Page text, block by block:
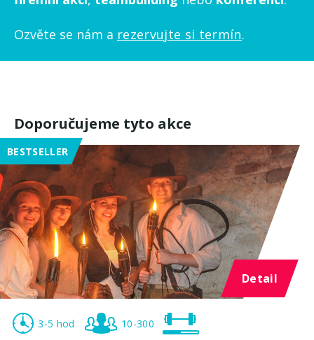
Ozvěte se nám a rezervujte si termín.
Doporučujeme tyto akce
BESTSELLER
Detail
3-5 hod 10-300